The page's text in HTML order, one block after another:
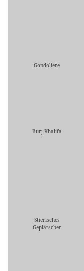
Gondoliere
Burj Khalifa
Stierisches
Geplätscher